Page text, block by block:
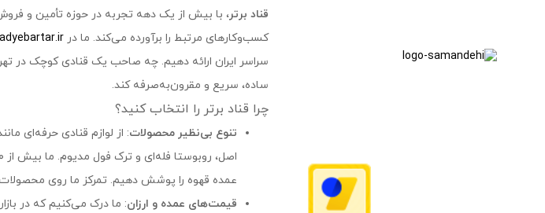
قناد برتر، با بیش از یک دهه تجربه در حوزه تأمین و فروش
کسب‌وکارهای مرتبط را برآورده می‌کند. ما در
سراسر ایران ارائه دهیم. چه صاحب یک قنادی کوچک در
ساده، سریع و مقرون‌به‌صرفه کند.
چرا قناد برتر را انتخاب کنید؟
تنوع بی‌نظیر محصولات: از لوازم قنادی حرفه‌ای
عمده قهوه را پوشش دهیم. تمرکز ما روی
قیمت‌های عمده و ارزان: ما درک می‌کنیم که در